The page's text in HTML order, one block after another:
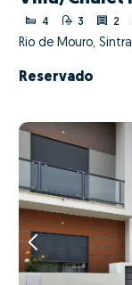
4 3 2
Rio de Mouro,
Reservado